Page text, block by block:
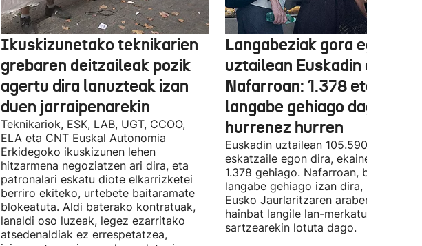
Ikuskizunetako teknikarien
grebaren deitzaileak pozik
agertu dira lanuzteak izan
duen jarraipenarekin
Teknikariok, ESK, LAB, UGT, CCOO,
ELA eta CNT Euskal Autonomia
Erkidegoko ikuskizunen lehen
hitzarmena negoziatzen ari dira, eta
patronalari eskatu diote elkarrizketei
berriro ekiteko, urtebete baitaramate
blokeatuta. Aldi baterako kontratuak,
lanaldi oso luzeak, legez ezarritako
atsedenaldiak ez errespetatzea,
Langabeziak gora egin du
uztailean Euskadin eta
Nafarroan: 1.378 eta 534
langabe gehiago dago,
hurrenez hurren
Euskadin uztailean 105.590 enplegu-
eskatzaile egon dira, ekainean baino
1.378 gehiago. Nafarroan, berriz, 534
langabe gehiago izan dira, 28.843.
Eusko Jaurlaritzaren arabera, datu
hainbat langile lan-merkatuan
sartzearekin lotuta dago.